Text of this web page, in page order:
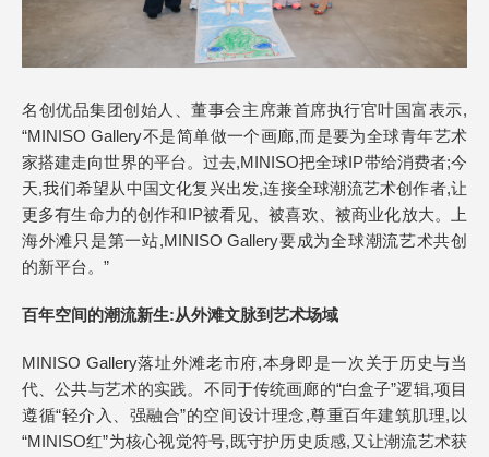
名创优品集团创始人、董事会主席兼首席执行官叶国富表示,
“MINISO Gallery不是简单做一个画廊,而是要为全球青年艺术
家搭建走向世界的平台。过去,MINISO把全球IP带给消费者;今
天,我们希望从中国文化复兴出发,连接全球潮流艺术创作者,让
更多有生命力的创作和IP被看见、被喜欢、被商业化放大。上
海外滩只是第一站,MINISO Gallery要成为全球潮流艺术共创
的新平台。”
百年空间的潮流新生:从外滩文脉到艺术场域
MINISO Gallery落址外滩老市府,本身即是一次关于历史与当
代、公共与艺术的实践。不同于传统画廊的“白盒子”逻辑,项目
遵循“轻介入、强融合”的空间设计理念,尊重百年建筑肌理,以
“MINISO红”为核心视觉符号,既守护历史质感,又让潮流艺术获